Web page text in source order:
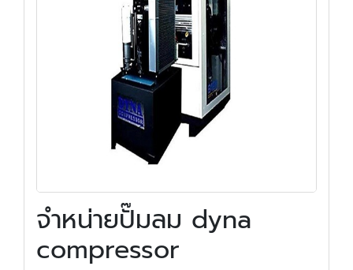
จําหน่ายปั๊มลม dyna
compressor